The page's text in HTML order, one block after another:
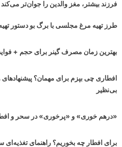
فرزند بیشتر، مغز والدین را جوان‌تر می‌کند
طرز تهیه مرغ مجلسی با برگ بو دستور
بهترین زمان مصرف گینر برای حجم +
افطاری چی بپزم برای مهمان؟
بی‌نظیر
«درهم خوری» و «پرخوری» در سحر و